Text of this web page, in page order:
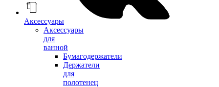
Аксессуары
Аксессуары
для
ванной
Бумагодержатели
Держатели
для
полотенец